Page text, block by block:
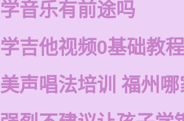
学音乐有前途吗
学吉他视频0基础教程
美声唱法培训 福州